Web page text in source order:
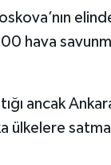
hava
ancak
ülkelere